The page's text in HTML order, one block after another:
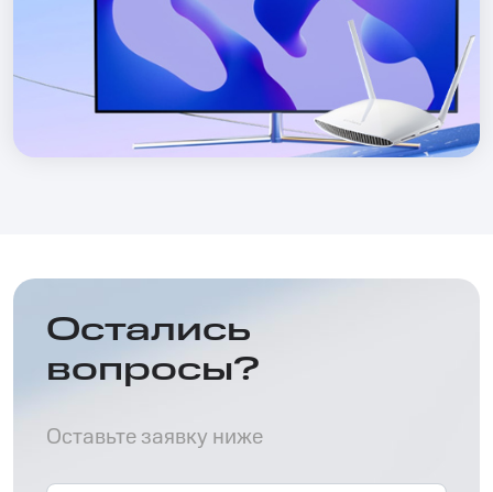
Остались
вопросы?
Оставьте заявку ниже